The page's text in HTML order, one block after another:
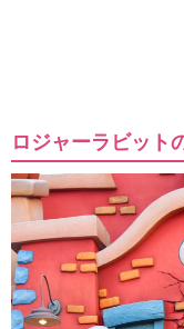
ロジャーラビット